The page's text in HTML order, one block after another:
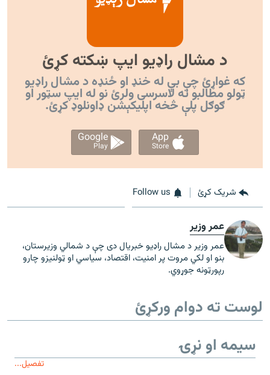
د مشال راډیو ایپ ښکته کړئ
که غواړئ چې بې له خنډ او ځنډه د مشال راډیو
ټولو مطالبو ته لاسرسی ولرئ نو له ایپ سټور او
ګوګل پلې څخه اپليکېشن ډاونلوډ کړئ.
App
Store
Google
Play
شریک کړئ Follow us
عمر وزیر
عمر وزیر د مشال راډیو خبریال دی چې د شمالي وزیرستان،
بنو او لکي مروت پر امنیت، اقتصاد، سیاسي او ټولنیزو چارو
رپورټونه جوړوي.
لوست ته دوام ورکړئ
سیمه او نړۍ
تفصیل...